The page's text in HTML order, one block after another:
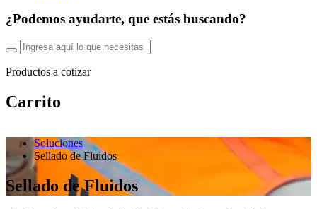
¿Podemos ayudarte, que estás buscando?
Productos a cotizar
Carrito
Soluciones
Sellado de Fluidos
Sellado de Fluidos